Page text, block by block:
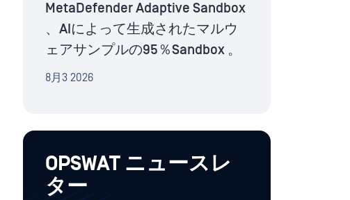
MetaDefender Adaptive Sandbox
、AIによって生成されたマルウ
ェアサンプルの95％Sandbox 。
8月3 2026
OPSWAT ニュースレ
ター